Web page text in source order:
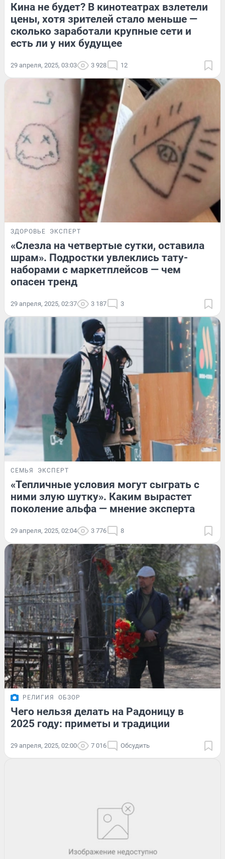
Кина не будет? В кинотеатрах взлетели
цены, хотя зрителей стало меньше —
сколько заработали крупные сети и
есть ли у них будущее
29 апреля, 2025, 03:03 3 928 12
ЗДОРОВЬЕ ЭКСПЕРТ
«Слезла на четвертые сутки, оставила
шрам». Подростки увлеклись тату-
наборами с маркетплейсов — чем
опасен тренд
29 апреля, 2025, 02:37 3 187 3
СЕМЬЯ ЭКСПЕРТ
«Тепличные условия могут сыграть с
ними злую шутку». Каким вырастет
поколение альфа — мнение эксперта
29 апреля, 2025, 02:04 3 776 8
РЕЛИГИЯ ОБЗОР
Чего нельзя делать на Радоницу в
2025 году: приметы и традиции
29 апреля, 2025, 02:00 7 016 Обсудить